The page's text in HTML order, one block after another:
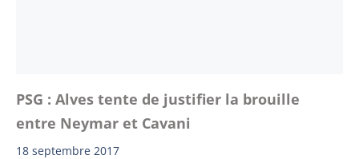
PSG : Alves tente de justifier la brouille
entre Neymar et Cavani
18 septembre 2017